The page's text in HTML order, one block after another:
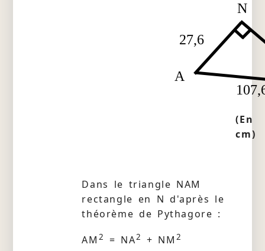
N
A
27,6
(En
cm)
Dans le triangle NAM
rectangle en N d'après le
théorème de Pythagore :
AM 2 = NA2 + NM 2